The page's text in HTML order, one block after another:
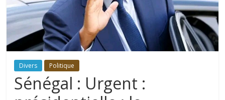
Divers Politique
Sénégal : Urgent :